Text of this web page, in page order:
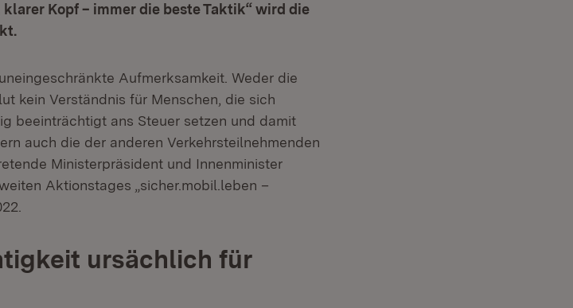
Kopf – immer die beste Taktik“ wird die
Aufmerksamkeit. Weder die
kein Verständnis für Menschen, die sich
beeinträchtigt ans Steuer setzen und damit
auch die der anderen Verkehrsteilnehmenden
Ministerpräsident und Innenminister
Aktionstages „sicher.mobil.leben –
ursächlich für